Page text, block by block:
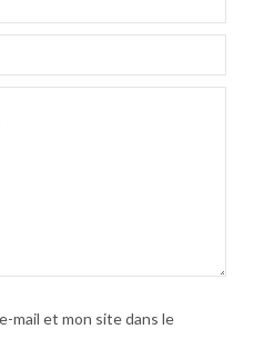
mail et mon site dans le